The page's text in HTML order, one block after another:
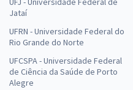
Jataí
UFRN - Universidade Federal do
Rio Grande do Norte
UFCSPA - Universidade Federal
de Ciência da Saúde de Porto
Alegre